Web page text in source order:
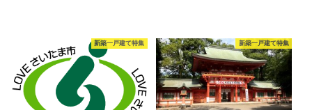
新築一戸建て特集 新築一戸建て特集